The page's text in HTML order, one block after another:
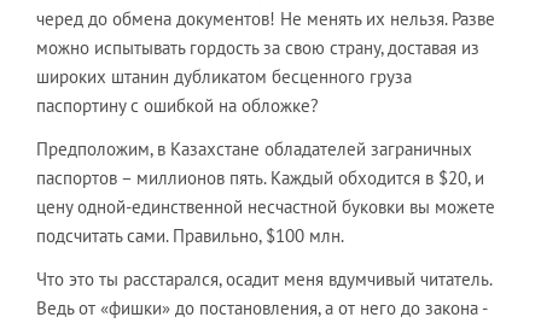
черед до обмена документов! Не менять их нельзя. Разве
можно испытывать гордость за свою страну, доставая из
широких штанин дубликатом бесценного груза
паспортину с ошибкой на обложке?
Предположим, в Казахстане обладателей заграничных
паспортов – миллионов пять. Каждый обходится в $20, и
цену одной-единственной несчастной буковки вы можете
подсчитать сами. Правильно, $100 млн.
Что это ты расстарался, осадит меня вдумчивый читатель.
Ведь от «фишки» до постановления, а от него до закона -